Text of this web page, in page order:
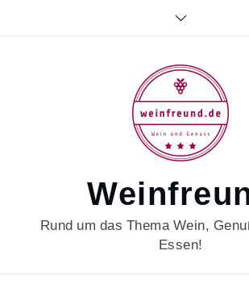
Rund um das Thema Wein,
Essen!